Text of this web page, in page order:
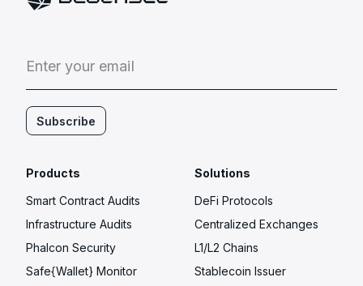
Enter your email
Subscribe
Products
Smart Contract Audits
Infrastructure Audits
Phalcon Security
Safe{Wallet} Monitor
Solutions
DeFi Protocols
Centralized Exchanges
L1/L2 Chains
Stablecoin Issuer